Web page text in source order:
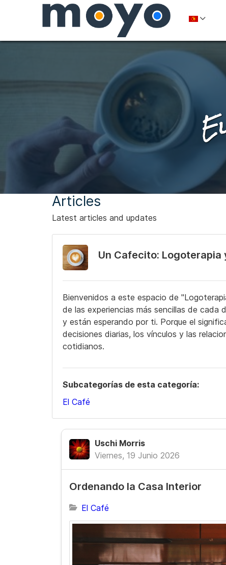
Articles
Latest articles and updates
Un Cafecito: Logoterapia
Bienvenidos a este espacio de
de las experiencias más sencillas de cada
y están esperando por ti. Porque el
decisiones diarias, los vínculos y las
cotidianos.
Subcategorías de esta categoría:
El Café
Uschi Morris
Viernes, 19 Junio 2026
Ordenando la Casa Interior
El Café